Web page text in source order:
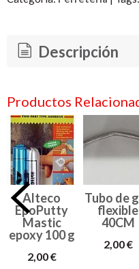
Descripción
Productos
Alteco
EpoPutty
Mastic
epoxy 100 g
2,00 €
Tubo de
flexible
40CM
2,00 €